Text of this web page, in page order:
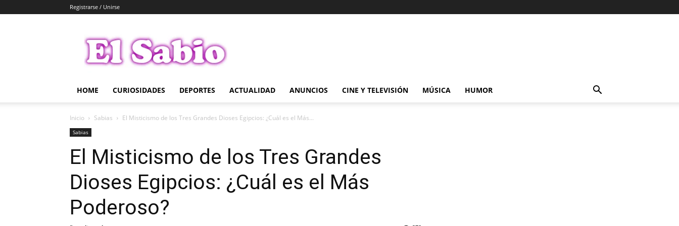
Registrarse / Unirse
Sabio
HOME CURIOSIDADES DEPORTES ACTUALIDAD ANUNCIOS CINE Y TELEVISIÓN MÚSICA HUMOR
Inicio Sabias El Misticismo de los Tres Grandes Dioses Egipcios: ¿Cuál es el Más...
Sabias
El Misticismo de los Tres Grandes
Dioses Egipcios: ¿Cuál es el Más
Poderoso?